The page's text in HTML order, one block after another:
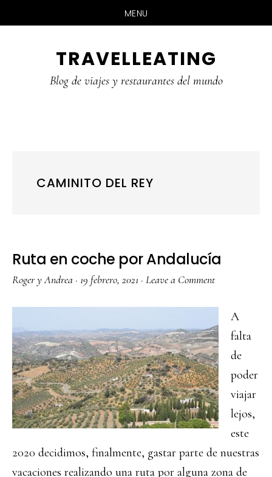
MENU
TRAVELLEATING
Blog de viajes y restaurantes del mundo
CAMINITO DEL REY
Ruta en coche por Andalucía
Roger y Andrea · 19 febrero, 2021 · Leave a Comment
A
falta
de
poder
viajar
lejos,
este
2020 decidimos, finalmente, gastar parte de nuestras
vacaciones realizando una ruta por alguna zona de